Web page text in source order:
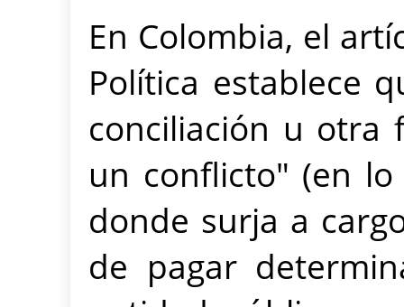
En Colombia, el
Política establece
conciliación u otra
un conflicto" (en lo
donde surja a
de pagar